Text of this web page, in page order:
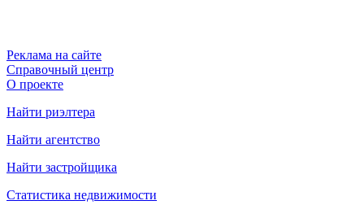
Реклама на сайте
Справочный центр
О проекте
Найти риэлтера
Найти агентство
Найти застройщика
Статистика недвижимости